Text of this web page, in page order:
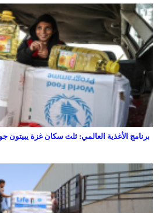
برنامج الأغذية العالمي: ثلث سكان غزة يبيتون